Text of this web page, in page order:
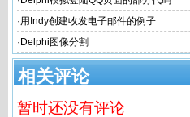
·用Indy创建收发电子邮件的例子
· Delphi图像分割
相关评论
暂时还没有评论